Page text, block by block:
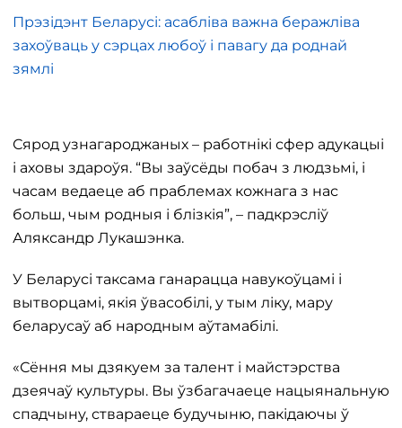
Прэзідэнт Беларусі: асабліва важна беражліва
захоўваць у сэрцах любоў і павагу да роднай
зямлі
Сярод узнагароджаных – работнікі сфер адукацыі
і аховы здароўя. “Вы заўсёды побач з людзьмі, і
часам ведаеце аб праблемах кожнага з нас
больш, чым родныя і блізкія”, – падкрэсліў
Аляксандр Лукашэнка.
У Беларусі таксама ганарацца навукоўцамі і
вытворцамі, якія ўвасобілі, у тым ліку, мару
беларусаў аб народным аўтамабілі.
«Сёння мы дзякуем за талент і майстэрства
дзеячаў культуры. Вы ўзбагачаеце нацыянальную
спадчыну, ствараеце будучыню, пакідаючы ў